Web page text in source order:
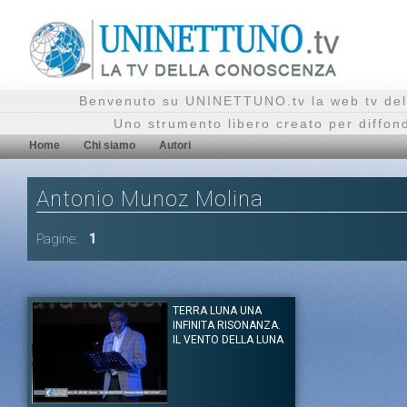
Benvenuto su UNINETTUNO.tv la web tv
Uno strumento libero creato per
Home Chi siamo Autori
Antonio Munoz Molina
Pagine: 1
TERRA LUNA UNA
INFINITA RISONANZA.
IL VENTO DELLA LUNA